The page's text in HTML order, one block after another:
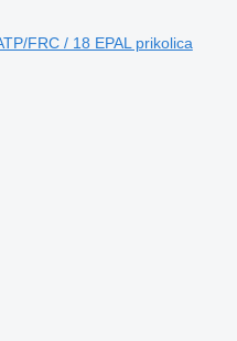
FRC / 18 EPAL prikolica